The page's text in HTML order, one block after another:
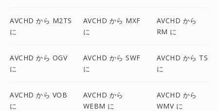
AVCHD から M2TS
に
AVCHD から MXF
に
AVCHD から
RM に
AVCHD から OGV
に
AVCHD から SWF
に
AVCHD から TS
に
AVCHD から VOB
に
AVCHD から
WEBM に
AVCHD から
WMV に